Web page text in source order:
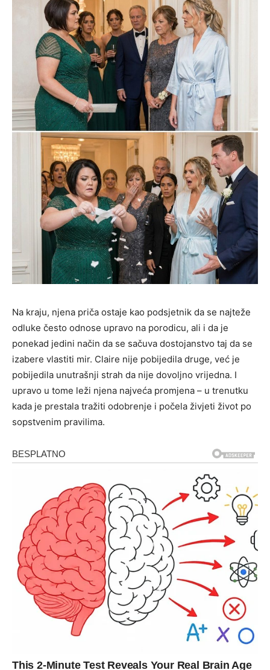
Na kraju, njena priča ostaje kao podsjetnik da se najteže
odluke često odnose upravo na porodicu, ali i da je
ponekad jedini način da se sačuva dostojanstvo taj da se
izabere vlastiti mir. Claire nije pobijedila druge, već je
pobijedila unutrašnji strah da nije dovoljno vrijedna. I
upravo u tome leži njena najveća promjena – u trenutku
kada je prestala tražiti odobrenje i počela živjeti život po
sopstvenim pravilima.